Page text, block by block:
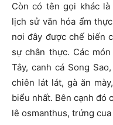
Còn có tên gọi khác là
lịch sử văn hóa ẩm
nơi đây được chế biến
sự chân thực. Các
Tây, canh cá Song
chiên lát lát, gà ăn
biểu nhất. Bên cạnh đó
lê osmanthus, trứng